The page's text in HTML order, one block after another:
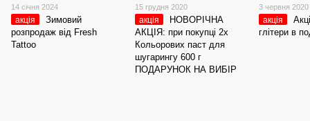
14 січня 2024
акція
Зимовий
розпродаж від Fresh
Tattoo
15 грудня 2020
акція
НОВОРІЧНА
АКЦІЯ: при покупці 2х
Кольорових паст для
шугарингу 600 г
ПОДАРУНОК НА ВИБІР
3 червня 2020
акція
глітери в